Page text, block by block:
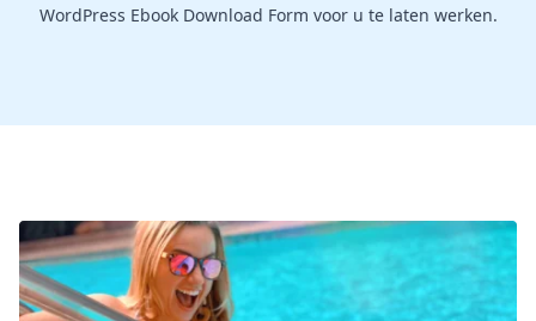
WordPress Ebook Download Form voor u te laten werken.